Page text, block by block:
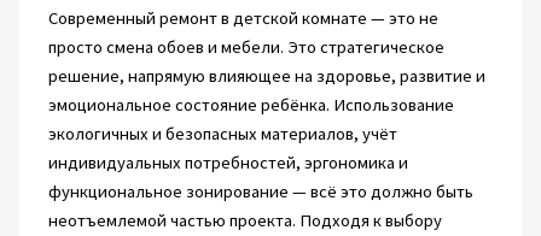
Современный ремонт в детской комнате — это не
просто смена обоев и мебели. Это стратегическое
решение, напрямую влияющее на здоровье, развитие и
эмоциональное состояние ребёнка. Использование
экологичных и безопасных материалов, учёт
индивидуальных потребностей, эргономика и
функциональное зонирование — всё это должно быть
неотъемлемой частью проекта. Подходя к выбору